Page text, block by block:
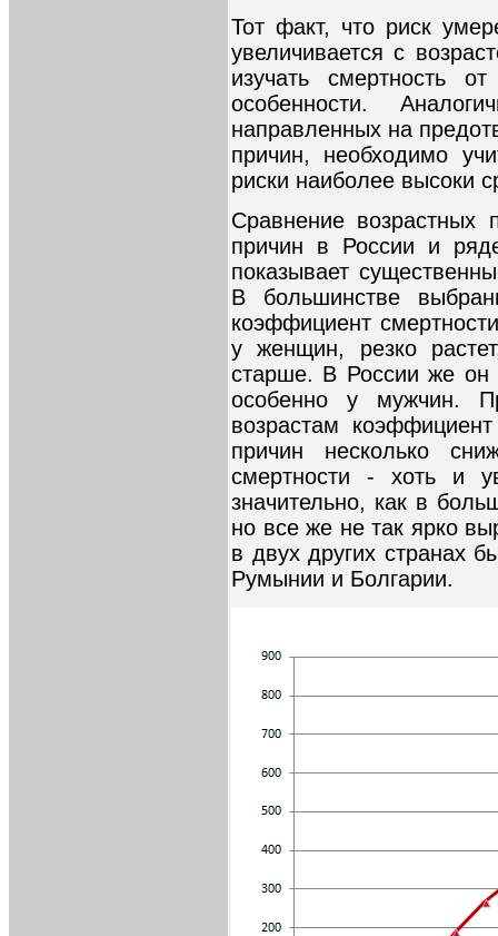
Тот факт, что риск
увеличивается с
изучать смертность
особенности.
направленных на
причин, необходимо
риски наиболее высоки
Сравнение возрастных
причин в России и
показывает
В большинстве
коэффициент
у женщин, резко
старше. В России же он
особенно у мужчин.
возрастам
причин несколько
смертности - хоть и
значительно, как в
но все же не так ярко
в двух других странах
Румынии и Болгарии.